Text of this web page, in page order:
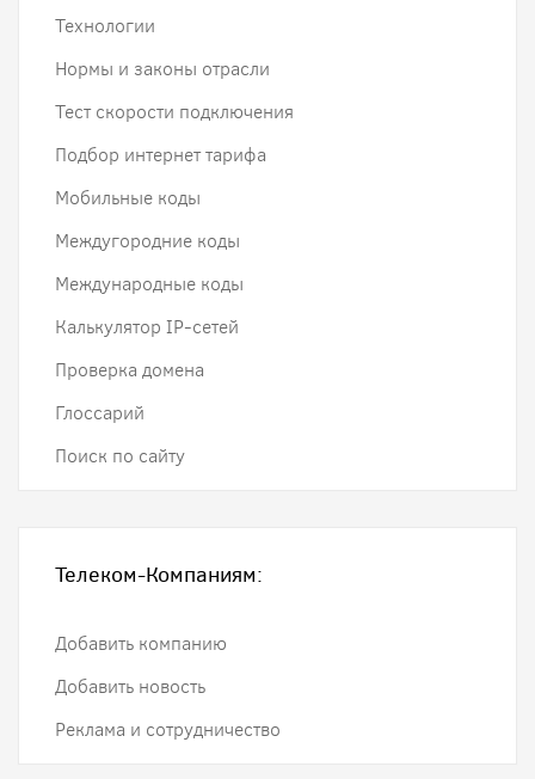
Технологии
Нормы и законы отрасли
Тест скорости подключения
Подбор интернет тарифа
Мобильные коды
Междугородние коды
Международные коды
Калькулятор IP-сетей
Проверка домена
Глоссарий
Поиск по сайту
Телеком-Компаниям:
Добавить компанию
Добавить новость
Реклама и сотрудничество